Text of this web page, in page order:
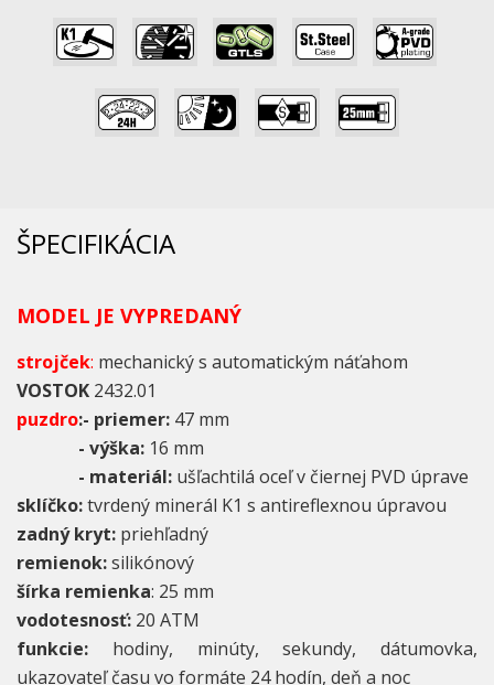
ŠPECIFIKÁCIA
MODEL JE VYPREDANÝ
strojček: mechanický s automatickým náťahom
VOSTOK 2432.01
puzdro:- priemer: 47 mm
- výška: 16 mm
- materiál: ušľachtilá oceľ v čiernej PVD úprave
sklíčko:tvrdený minerál K1 s antireflexnou úpravou
zadný kryt: priehľadný
remienok:silikónový
šírka remienka: 25 mm
vodotesnosť: 20 ATM
funkcie: hodiny, minúty, sekundy, dátumovka,
ukazovateľ času vo formáte 24 hodín, deň a noc